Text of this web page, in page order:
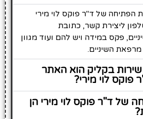
הפתיחה של ד"ר פוקס לוי מירי
ליצירת קשר, כתובת
פקס במידה ויש להם ועוד מגוון
השיניים.
בקליק הוא האתר
לוי מירי?
של ד"ר פוקס לוי מירי הן